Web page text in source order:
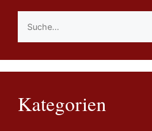
Kategorien